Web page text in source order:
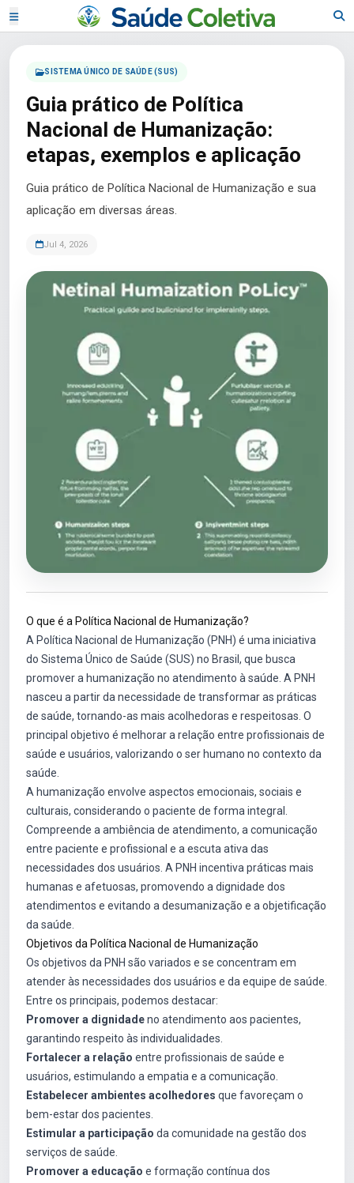
SISTEMA ÚNICO DE SAÚDE (SUS)
Guia prático de Política
Nacional de Humanização:
etapas, exemplos e aplicação
Guia prático de Política Nacional de Humanização e sua
aplicação em diversas áreas.
Jul 4, 2026
O que é a Política Nacional de Humanização?
A Política Nacional de Humanização (PNH) é uma iniciativa
do Sistema Único de Saúde (SUS) no Brasil, que busca
promover a humanização no atendimento à saúde. A PNH
nasceu a partir da necessidade de transformar as práticas
de saúde, tornando-as mais acolhedoras e respeitosas. O
principal objetivo é melhorar a relação entre profissionais de
saúde e usuários, valorizando o ser humano no contexto da
saúde.
A humanização envolve aspectos emocionais, sociais e
culturais, considerando o paciente de forma integral.
Compreende a ambiência de atendimento, a comunicação
entre paciente e profissional e a escuta ativa das
necessidades dos usuários. A PNH incentiva práticas mais
humanas e afetuosas, promovendo a dignidade dos
atendimentos e evitando a desumanização e a objetificação
da saúde.
Objetivos da Política Nacional de Humanização
Os objetivos da PNH são variados e se concentram em
atender às necessidades dos usuários e da equipe de saúde.
Entre os principais, podemos destacar:
Promover a dignidadeno atendimento aos pacientes,
garantindo respeito às individualidades.
Fortalecer a relação entre profissionais de saúde e
usuários, estimulando a empatia e a comunicação.
Estabelecer ambientes acolhedores que favoreçam o
bem-estar dos pacientes.
Estimular a participação da comunidade na gestão dos
serviços de saúde.
Promover a educação e formação contínua dos